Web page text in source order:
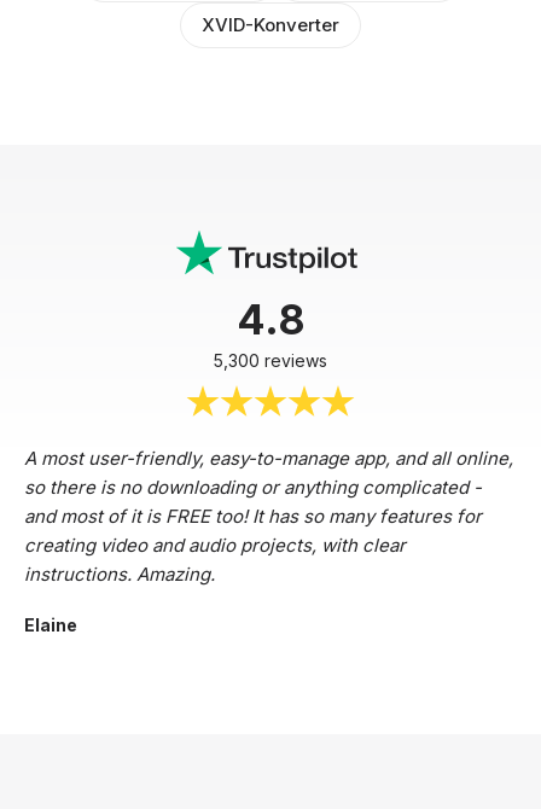
XVID-Konverter
4.8
5,300 reviews
A most user-friendly, easy-to-manage app, and all online,
so there is no downloading or anything complicated -
and most of it is FREE too! It has so many features for
creating video and audio projects, with clear
instructions. Amazing.
Elaine